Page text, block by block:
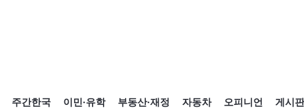
주간한국 이민·유학 부동산·재정 자동차 오피니언 게시판